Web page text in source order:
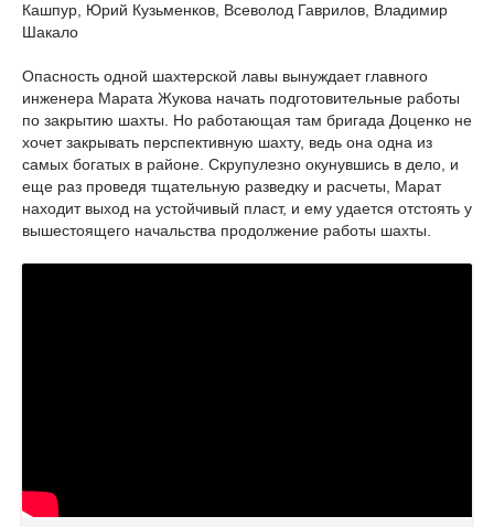
Кашпур, Юрий Кузьменков, Всеволод Гаврилов, Владимир
Шакало
Опасность одной шахтерской лавы вынуждает главного
инженера Марата Жукова начать подготовительные работы
по закрытию шахты. Но работающая там бригада Доценко не
хочет закрывать перспективную шахту, ведь она одна из
самых богатых в районе. Скрупулезно окунувшись в дело, и
еще раз проведя тщательную разведку и расчеты, Марат
находит выход на устойчивый пласт, и ему удается отстоять у
вышестоящего начальства продолжение работы шахты.